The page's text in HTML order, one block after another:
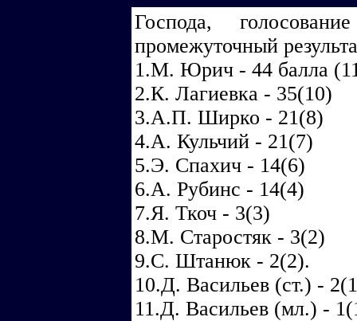
Господа,
промежуточный
1.М. Юрич - 44 балла
2.К. Лагиевка - 35(10)
3.А.П. Ширко - 21(8)
4.А. Кульчий - 21(7)
5.Э. Спахич - 14(6)
6.А. Рубинс - 14(4)
7.Я. Ткоч - 3(3)
8.М. Старостяк - 3(2)
9.С. Штанюк - 2(2).
10.Д. Васильев (ст.) -
11.Д. Васильев (мл.) -